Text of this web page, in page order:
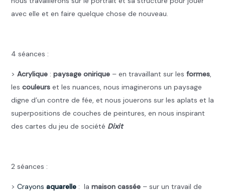
avec elle et en faire quelque chose de nouveau.
4 séances :
> Acrylique : paysage onirique– en travaillant sur les formes,
les couleurset les nuances, nous imaginerons un paysage
digne d’un contre de fée, et nous jouerons sur les aplats et la
superpositions de couches de peintures, en nous inspirant
des cartes du jeu de société Dixit
2 séances :
> Crayons aquarelle : la maison cassée– sur un travail de